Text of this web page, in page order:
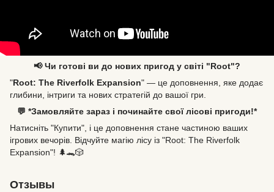
📢 Чи готові ви до нових пригод у світі "Root"?
"Root: The Riverfolk Expansion" — це доповнення, яке додає
глибини, інтриги та нових стратегій до вашої гри.
💬 *Замовляйте зараз і починайте свої лісові пригоди!*
Натисніть "Купити", і це доповнення стане частиною ваших
ігрових вечорів. Відчуйте магію лісу із "Root: The Riverfolk
Expansion"! 🌲🐊🎲
Отзывы